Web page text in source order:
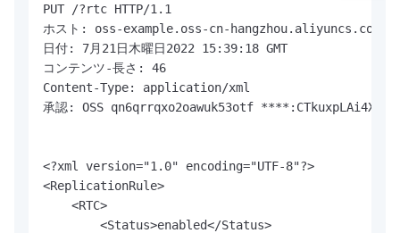
PUT /?rtc HTTP/1.1
ホスト: oss-example.oss-cn-hangzhou.aliyuncs.com
日付: 7月21日木曜日2022 15:39:18 GMT
コンテンツ-長さ: 46
Content-Type: application/xml
承認: OSS qn6qrrqxo2oawuk53otf ****:CTkuxpLAi4XZ +
<?xml version="1.0" encoding="UTF-8"?>
<ReplicationRule>
    <RTC>
        <Status>enabled</Status>